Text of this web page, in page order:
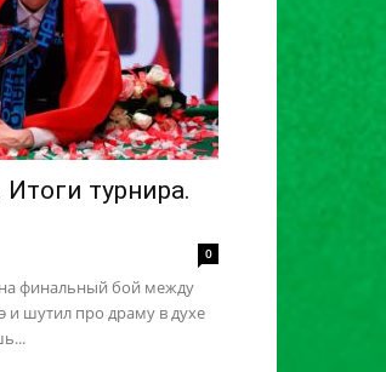
турнира.
0
на финальный бой между
шутил про драму в духе